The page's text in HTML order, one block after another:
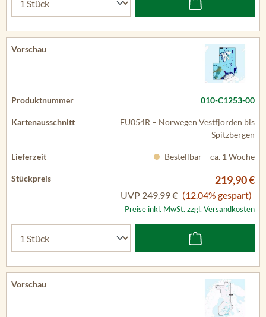
010-C1253-00
EU054R – Norwegen Vestfjorden bis
Spitzbergen
Bestellbar – ca. 1 Woche
219,90 €
UVP 249,99 € (12.04% gespart)
Preise inkl. MwSt. zzgl. Versandkosten